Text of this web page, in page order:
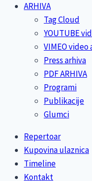
ARHIVA
Tag Cloud
YOUTUBE
VIMEO video
Press arhiva
PDF ARHIVA
Programi
Publikacije
Glumci
Repertoar
Kupovina ulaznica
Timeline
Kontakt